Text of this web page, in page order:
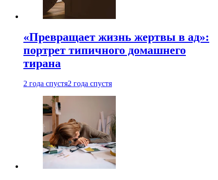
«Превращает жизнь жертвы в ад»:
портрет типичного домашнего
тирана
2 года спустя2 года спустя